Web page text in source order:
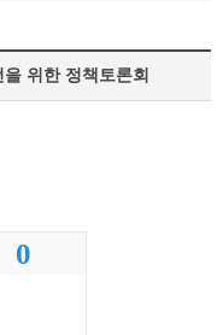
위한 정책토론회
0